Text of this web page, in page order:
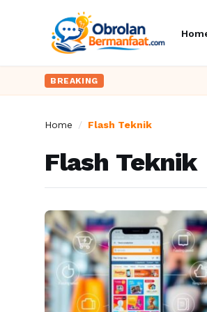
BREAKING
Home / Flash Teknik
Flash Teknik